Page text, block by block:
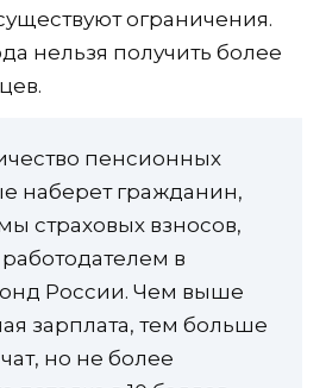
ограничения.
нельзя получить более
пенсионных
наберет гражданин,
страховых взносов,
в
России. Чем выше
зарплата, тем больше
но не более